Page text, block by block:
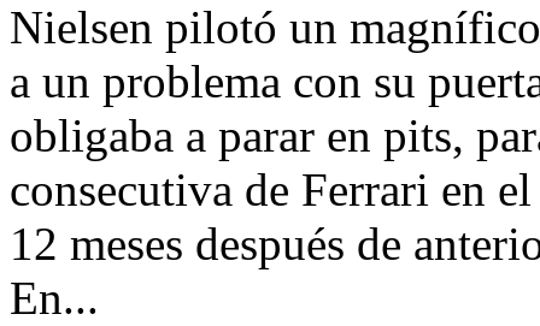
Nielsen pilotó un
a un problema con su
obligaba a parar en pits,
consecutiva de Ferrari en
12 meses después de
En...